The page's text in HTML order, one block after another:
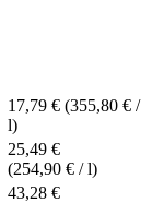
17,79 € (355,80 € /
l)
25,49 €
(254,90 € / l)
43,28 €